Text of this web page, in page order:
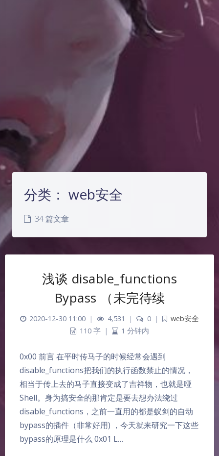
分类： web安全
34 篇文章
浅谈 disable_functions
Bypass （未完待续
2020-12-30 11:00 | 4,531 | 0 |
web安全
110 字
| 1 分钟内
0x00 前言 在平时传马子的时候经常会遇到
disable_functions把我们的执行函数禁止的情况，
相当于传上去的马子直接变成了吉祥物，也就是哑
Shell。身为搞安全的那肯定是要去想办法绕过
disable_functions，之前一直用的都是蚁剑的自动
bypass的插件（非常好用) ，今天就来研究一下这些
bypass的原理是什么 0x01 L…